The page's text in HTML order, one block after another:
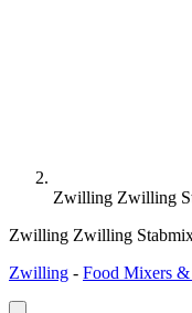
Zwilling Zwilling
Zwilling Zwilling
Zwilling - Food Mixers &